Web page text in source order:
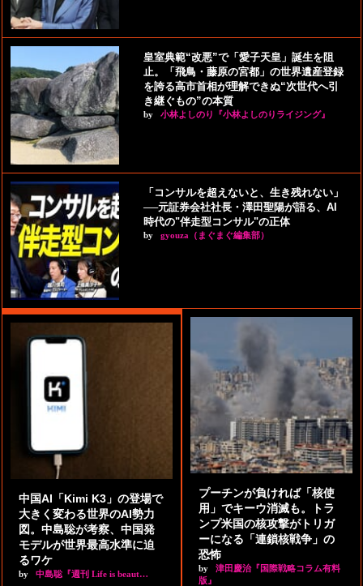
皇室典範“改悪”で「愛子天皇」誕生を阻
止。「飛鳥・藤原の宮都」の世界遺産登録
を誇る高市首相が理解できぬ“次世代へ引
き継ぐもの”の本質
by 小林よしのり『小林よしのりライジング』
「コンサルを超えないと、生き残れない」
──元証券会社社長・澤田聖陽が語る、AI
時代の"伴走型コンサル"の正体
by gyouza（まぐまぐ編集部）
中国AI「Kimi K3」の登場で
大きく変わる世界のAI勢力
図。中島聡が考察、中国発
モデルが世界最高水準に迫
るワケ
by 中島聡『週刊 Life is beaut…
プーチンが負ければ「核使
用」でキーウ消滅も。トラ
ンプ米国の核攻撃がトリガ
ーになる「連鎖核戦争」の
恐怖
by
津田慶治『国際戦略コラム有料
版』